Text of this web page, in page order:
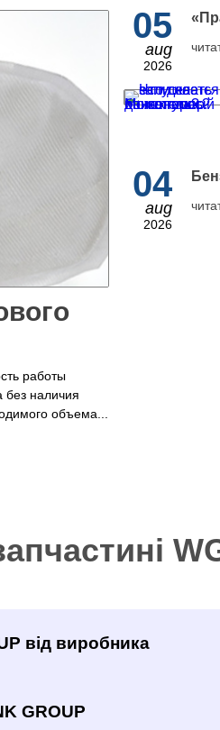
работы
без наличия
объема...
05
aug
2026
04
aug
2026
від виробника
GROUP